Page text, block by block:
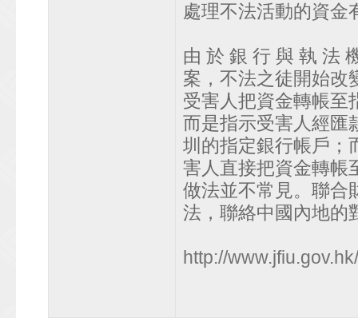
處理不法活動的資金
由 於 銀 行 與 執 法
案，不法之徒開始改
受害人把資金轉帳至
而是指示受害人經匯
圳的指定銀行帳戶；
害人直接把資金轉帳
做法並不常見。聯合
法，聯絡中國內地的
http://